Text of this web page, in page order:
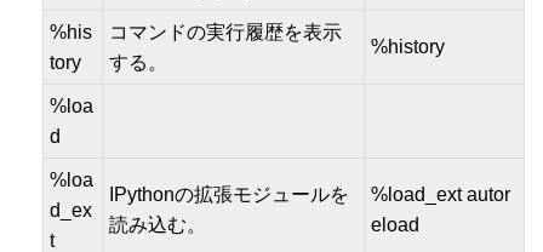
%his
tory
コマンドの実行履歴を表示
する。
%history
%loa
d
%loa
d_ex
t
IPythonの拡張モジュールを
読み込む。
%load_ext autor
eload